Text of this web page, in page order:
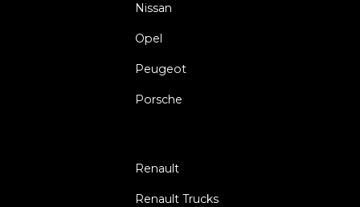
Nissan
Opel
Peugeot
Porsche
Renault
Renault Trucks